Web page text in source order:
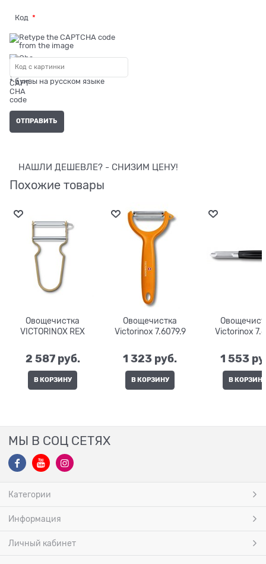
Код
* буквы на русском языке
НАШЛИ ДЕШЕВЛЕ? - СНИЗИМ ЦЕНУ!
Похожие товары
Овощечистка
VICTORINOX REX
2 587 руб.
В КОРЗИНУ
Овощечистка
Victorinox 7.6079.9
1 323 руб.
В КОРЗИНУ
Victorinox
1 553
В КОРЗИНУ
МЫ В СОЦ СЕТЯХ
Категории
Информация
Личный кабинет